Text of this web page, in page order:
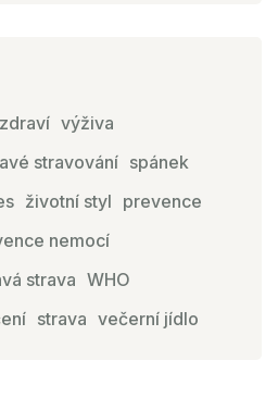
zdraví výživa
stravování spánek
životní styl prevence
nemocí
strava WHO
strava večerní jídlo